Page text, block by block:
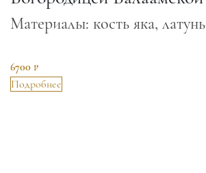
Материалы: кость яка, латунь
6700 ₽
Подробнее